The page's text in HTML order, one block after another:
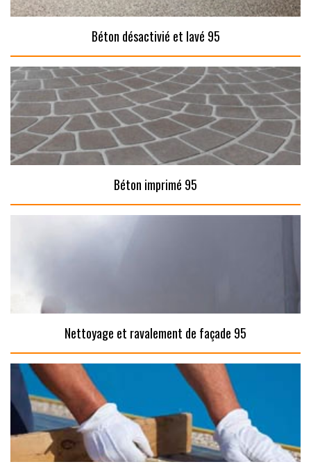
Béton désactivié et lavé 95
Béton imprimé 95
Nettoyage et ravalement de façade 95